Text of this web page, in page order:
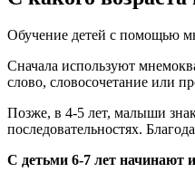
Обучение детей с помощью
Сначала используют
слово, словосочетание или
Позже, в 4-5 лет, малыши
последовательностях.
С детьми 6-7 лет начинают